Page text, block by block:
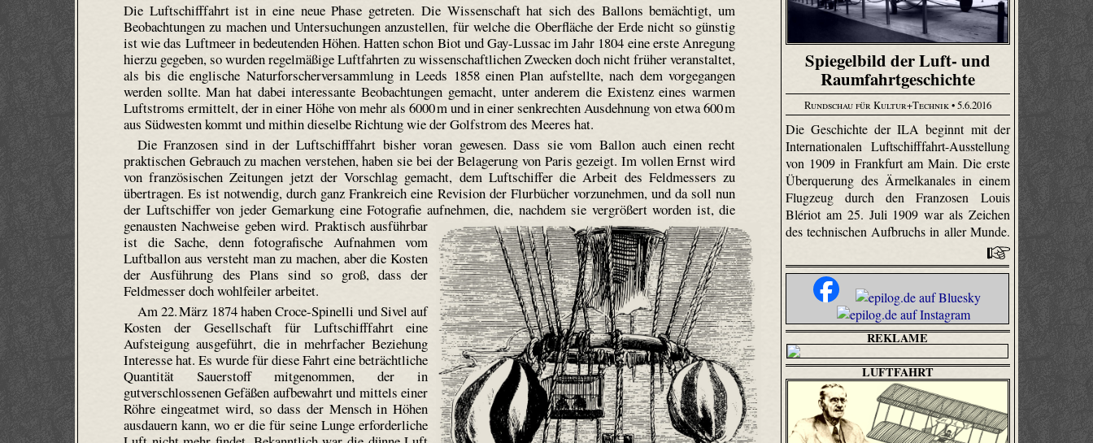
Die Luftschifffahrt ist in eine neue Phase getreten. Die Wissenschaft hat sich des Ballons bemächtigt, um
Beobachtungen zu machen und Untersuchungen anzustellen, für welche die Oberfläche der Erde nicht so günstig
ist wie das Luftmeer in bedeutenden Höhen. Hatten schon Biot und Gay-Lussac im Jahr 1804 eine erste Anregung
hierzu gegeben, so wurden regelmäßige Luftfahrten zu wissenschaftlichen Zwecken doch nicht früher veranstaltet,
als bis die englische Naturforscherversammlung in Leeds 1858 einen Plan aufstellte, nach dem vorgegangen
werden sollte. Man hat dabei interessante Beobachtungen gemacht, unter anderem die Existenz eines warmen
Luftstroms ermittelt, der in einer Höhe von mehr als 6000 m und in einer senkrechten Ausdehnung von etwa 600 m
aus Südwesten kommt und mithin dieselbe Richtung wie der Golfstrom des Meeres hat.
Die Franzosen sind in der Luftschifffahrt bisher voran gewesen. Dass sie vom Ballon auch einen recht
praktischen Gebrauch zu machen verstehen, haben sie bei der Belagerung von Paris gezeigt. Im vollen Ernst wird
von französischen Zeitungen jetzt der Vorschlag gemacht, dem Luftschiffer die Arbeit des Feldmessers zu
übertragen. Es ist notwendig, durch ganz Frankreich eine Revision der Flurbücher vorzunehmen, und da soll nun
der Luftschiffer von jeder Gemarkung eine Fotografie aufnehmen, die, nachdem sie vergrößert worden ist, die
genausten Nachweise geben wird. Praktisch ausführbar
ist die Sache, denn fotografische Aufnahmen vom
Luftballon aus versteht man zu machen, aber die Kosten
der Ausführung des Plans sind so groß, dass der
Feldmesser doch wohlfeiler arbeitet.
Am 22. März 1874 haben Croce-Spinelli und Sivel auf
Kosten der Gesellschaft für Luftschifffahrt eine
Aufsteigung ausgeführt, die in mehrfacher Beziehung
Interesse hat. Es wurde für diese Fahrt eine beträchtliche
Quantität Sauerstoff mitgenommen, der in
gutverschlossenen Gefäßen aufbewahrt und mittels einer
Röhre eingeatmet wird, so dass der Mensch in Höhen
ausdauern kann, wo er die für seine Lunge erforderliche
Spiegelbild der Luft- und
Raumfahrtgeschichte
Rundschau für Kultur+Technik• 5.6.2016
Die Geschichte der ILA beginnt mit der
Internationalen Luftschifffahrt-Ausstellung
von 1909 in Frankfurt am Main. Die erste
Überquerung des Ärmelkanales in einem
Flugzeug durch den Franzosen Louis
Blériot am 25. Juli 1909 war als Zeichen
des technischen Aufbruchs in aller Munde.
REKLAME
LUFTFAHRT